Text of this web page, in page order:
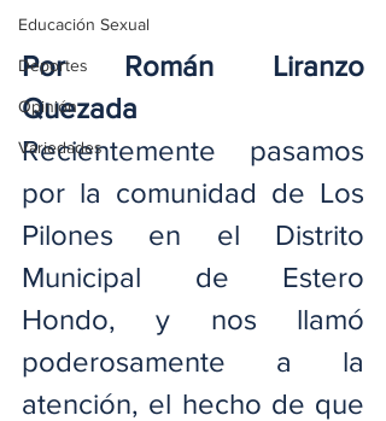
Educación Sexual
Deportes
Opinión
Variedades
Por Román Liranzo
Quezada
Recientemente pasamos
por la comunidad de Los
Pilones en el Distrito
Municipal de Estero
Hondo, y nos llamó
poderosamente a la
atención, el hecho de que